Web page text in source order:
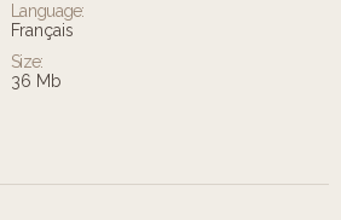
Language:
Français
Size:
36 Mb